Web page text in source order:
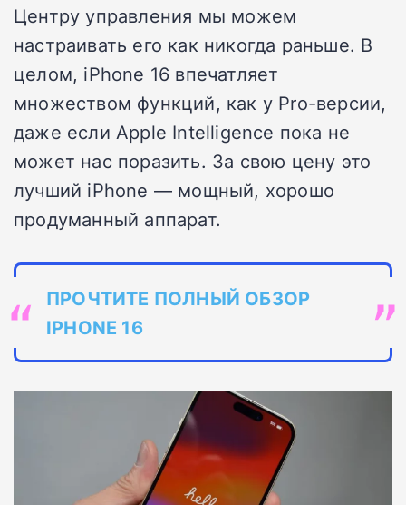
Центру управления мы можем
настраивать его как никогда раньше. В
целом, iPhone 16 впечатляет
множеством функций, как у Pro-версии,
даже если Apple Intelligence пока не
может нас поразить. За свою цену это
лучший iPhone — мощный, хорошо
продуманный аппарат.
ПРОЧТИТЕ ПОЛНЫЙ ОБЗОР
IPHONE 16